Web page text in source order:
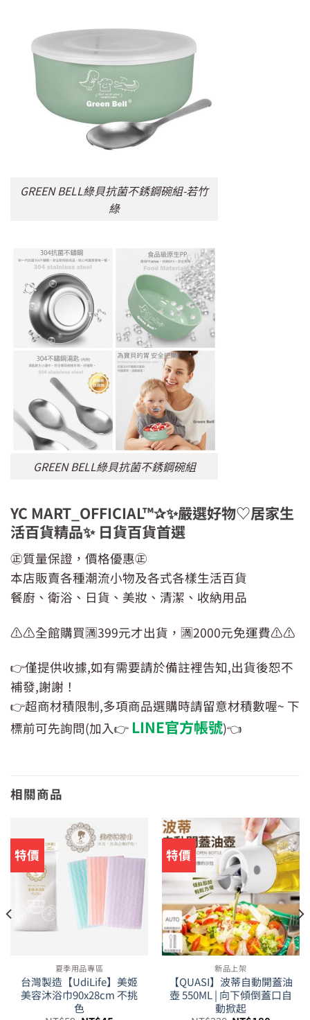
GREEN BELL綠貝抗菌不銹鋼碗組-若竹
綠
GREEN BELL綠貝抗菌不銹鋼碗組
YC MART_OFFICIAL™✰✨嚴選好物♡居家生
活百貨精品✨ 日貨百貨首選
㊣質量保證，價格優惠㊣
本店販賣各種潮流小物及各式各樣生活百貨
餐廚、衛浴、日貨、美妝、清潔、收納用品
⚠️⚠️全館購買🈵399元才出貨，🈵2000元免運費⚠️⚠️
👉僅提供收據,如有需要請於備註裡告知,出貨後恕不
補發,謝謝！
👉超商材積限制,多項商品選購時請留意材積數喔~ 下
標前可先詢問(加入👉 LINE官方帳號)👈
相關商品
特價
夏季用品專區
台灣製造【UdiLife】美姬
美容沐浴巾90x28cm 不挑
色
特價
新品上架
【QUASI】波蒂自動開蓋油
壺 550ML | 向下傾倒蓋口自
動掀起